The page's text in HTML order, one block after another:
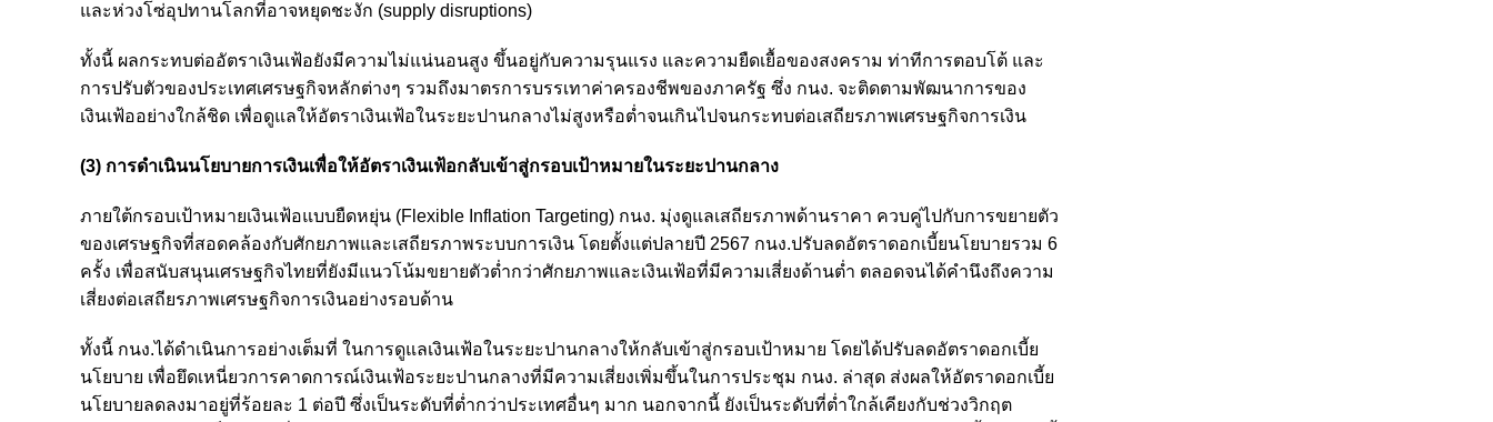
และห่วงโซ่อุปทานโลกที่อาจหยุดชะงัก (supply disruptions)
ทั้งนี้ ผลกระทบต่ออัตราเงินเฟ้อยังมีความไม่แน่นอนสูง ขึ้นอยู่กับความรุนแรง และความยืดเยื้อของสงคราม ท่าทีการตอบโต้ และ
การปรับตัวของประเทศเศรษฐกิจหลักต่างๆ รวมถึงมาตรการบรรเทาค่าครองชีพของภาครัฐ ซึ่ง กนง. จะติดตามพัฒนาการของ
เงินเฟ้ออย่างใกล้ชิด เพื่อดูแลให้อัตราเงินเฟ้อในระยะปานกลางไม่สูงหรือต่ำจนเกินไปจนกระทบต่อเสถียรภาพเศรษฐกิจการเงิน
(3) การดำเนินนโยบายการเงินเพื่อให้อัตราเงินเฟ้อกลับเข้าสู่กรอบเป้าหมายในระยะปานกลาง
ภายใต้กรอบเป้าหมายเงินเฟ้อแบบยืดหยุ่น (Flexible Inflation Targeting) กนง. มุ่งดูแลเสถียรภาพด้านราคา ควบคู่ไปกับการขยายตัว
ของเศรษฐกิจที่สอดคล้องกับศักยภาพและเสถียรภาพระบบการเงิน โดยตั้งแต่ปลายปี 2567 กนง.ปรับลดอัตราดอกเบี้ยนโยบายรวม 6
ครั้ง เพื่อสนับสนุนเศรษฐกิจไทยที่ยังมีแนวโน้มขยายตัวต่ำกว่าศักยภาพและเงินเฟ้อที่มีความเสี่ยงด้านต่ำ ตลอดจนได้คำนึงถึงความ
เสี่ยงต่อเสถียรภาพเศรษฐกิจการเงินอย่างรอบด้าน
ทั้งนี้ กนง.ได้ดำเนินการอย่างเต็มที่ ในการดูแลเงินเฟ้อในระยะปานกลางให้กลับเข้าสู่กรอบเป้าหมาย โดยได้ปรับลดอัตราดอกเบี้ย
นโยบาย เพื่อยึดเหนี่ยวการคาดการณ์เงินเฟ้อระยะปานกลางที่มีความเสี่ยงเพิ่มขึ้นในการประชุม กนง. ล่าสุด ส่งผลให้อัตราดอกเบี้ย
นโยบายลดลงมาอยู่ที่ร้อยละ 1 ต่อปี ซึ่งเป็นระดับที่ต่ำกว่าประเทศอื่นๆ มาก นอกจากนี้ ยังเป็นระดับที่ต่ำใกล้เคียงกับช่วงวิกฤต